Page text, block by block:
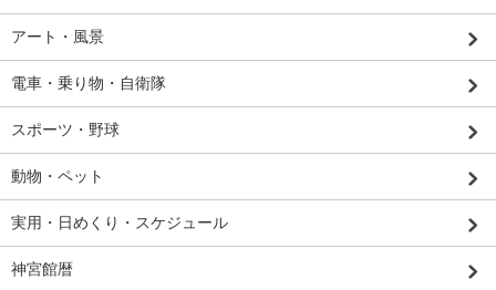
アート・風景
電車・乗り物・自衛隊
スポーツ・野球
動物・ペット
実用・日めくり・スケジュール
神宮館暦